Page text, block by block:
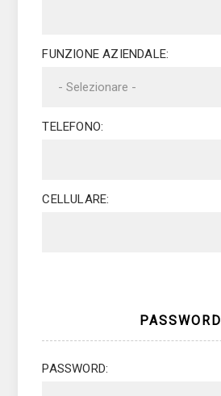
FUNZIONE AZIENDALE:
TELEFONO:
CELLULARE:
PASSWORD
PASSWORD: